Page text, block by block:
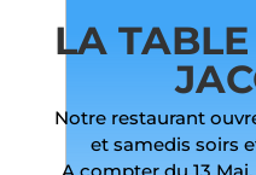
LA
Notre restaurant
et samedis soirs